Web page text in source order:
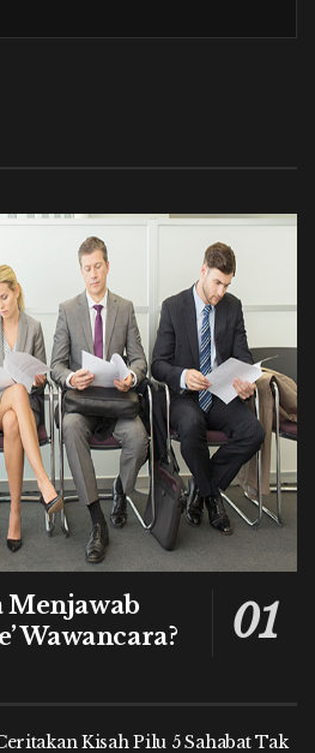
Menjawab
Wawancara?
Kisah Pilu 5 Sahabat Tak